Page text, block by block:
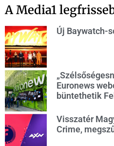
A Media1
Új Baywatch-
Euronews
büntethetik
Visszatér
Crime,